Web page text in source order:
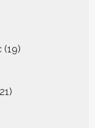
19
producten
21
producten